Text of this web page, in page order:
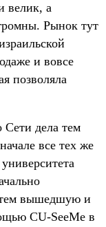
велик, а
Рынок тут
и вовсе
позволяла
Сети дела тем
все тех же
вышедшую и
CU-SeeMe в